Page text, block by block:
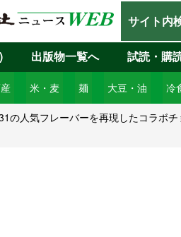
サイト内
米・麦 麺 大豆・油 冷
出版物一覧へ 試読・購
の人気フレーバーを再現したコラボ